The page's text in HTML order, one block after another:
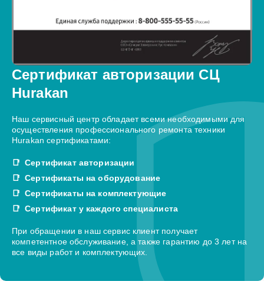
Сертификат авторизации СЦ
Hurakan
Наш сервисный центр обладает всеми необходимыми для
осуществления профессионального ремонта техники
Hurakan сертификатами:
Сертификат авторизации
Сертификаты на оборудование
Сертификаты на комплектующие
Сертификат у каждого специалиста
При обращении в наш сервис клиент получает
компетентное обслуживание, а также гарантию до 3 лет на
все виды работ и комплектующих.